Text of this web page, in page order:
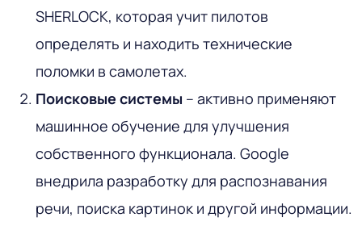
SHERLOCK, которая учит пилотов
определять и находить технические
поломки в самолетах.
Поисковые системы – активно применяют
машинное обучение для улучшения
собственного функционала. Google
внедрила разработку для распознавания
речи, поиска картинок и другой информации.